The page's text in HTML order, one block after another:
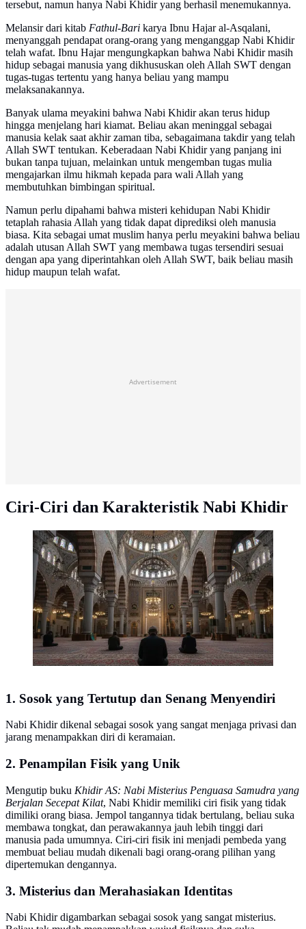
tersebut, namun hanya Nabi Khidir yang berhasil menemukannya.
Melansir dari kitab Fathul-Bari karya Ibnu Hajar al-Asqalani,
menyanggah pendapat orang-orang yang menganggap Nabi Khidir
telah wafat. Ibnu Hajar mengungkapkan bahwa Nabi Khidir masih
hidup sebagai manusia yang dikhususkan oleh Allah SWT dengan
tugas-tugas tertentu yang hanya beliau yang mampu
melaksanakannya.
Banyak ulama meyakini bahwa Nabi Khidir akan terus hidup
hingga menjelang hari kiamat. Beliau akan meninggal sebagai
manusia kelak saat akhir zaman tiba, sebagaimana takdir yang telah
Allah SWT tentukan. Keberadaan Nabi Khidir yang panjang ini
bukan tanpa tujuan, melainkan untuk mengemban tugas mulia
mengajarkan ilmu hikmah kepada para wali Allah yang
membutuhkan bimbingan spiritual.
Namun perlu dipahami bahwa misteri kehidupan Nabi Khidir
tetaplah rahasia Allah yang tidak dapat diprediksi oleh manusia
biasa. Kita sebagai umat muslim hanya perlu meyakini bahwa beliau
adalah utusan Allah SWT yang membawa tugas tersendiri sesuai
dengan apa yang diperintahkan oleh Allah SWT, baik beliau masih
hidup maupun telah wafat.
Advertisement
Ciri-Ciri dan Karakteristik Nabi Khidir
Bersholawat dalam masjid (created by AI)
1. Sosok yang Tertutup dan Senang Menyendiri
Nabi Khidir dikenal sebagai sosok yang sangat menjaga privasi dan
jarang menampakkan diri di keramaian.
2. Penampilan Fisik yang Unik
Mengutip buku Khidir AS: Nabi Misterius Penguasa Samudra yang
Berjalan Secepat Kilat, Nabi Khidir memiliki ciri fisik yang tidak
dimiliki orang biasa. Jempol tangannya tidak bertulang, beliau suka
membawa tongkat, dan perawakannya jauh lebih tinggi dari
manusia pada umumnya. Ciri-ciri fisik ini menjadi pembeda yang
membuat beliau mudah dikenali bagi orang-orang pilihan yang
dipertemukan dengannya.
3. Misterius dan Merahasiakan Identitas
Nabi Khidir digambarkan sebagai sosok yang sangat misterius.